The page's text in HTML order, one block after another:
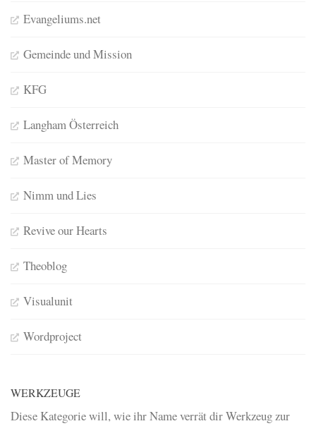
Evangeliums.net
Gemeinde und Mission
KFG
Langham Österreich
Master of Memory
Nimm und Lies
Revive our Hearts
Theoblog
Visualunit
Wordproject
WERKZEUGE
Diese Kategorie will, wie ihr Name verrät dir Werkzeug zur